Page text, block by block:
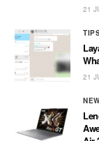
21
21